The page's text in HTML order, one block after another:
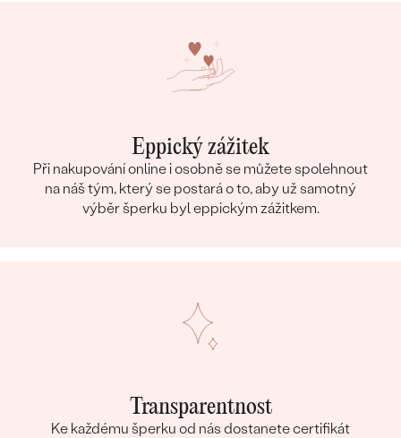
Eppický zážitek
Při nakupování online i osobně se můžete spolehnout
na náš tým, který se postará o to, aby už samotný
výběr šperku byl eppickým zážitkem.
Transparentnost
Ke každému šperku od nás dostanete certifikát